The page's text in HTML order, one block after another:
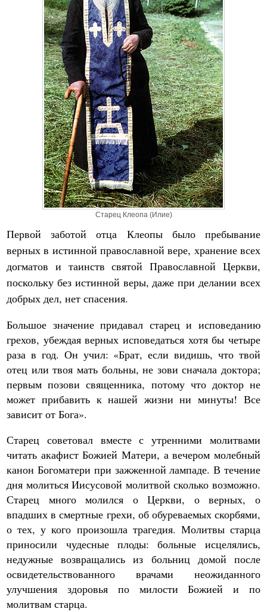
Старец Клеопа (Илие)
Первой заботой отца Клеопы было пребывание
верных в истинной православной вере, хранение всех
догматов и таинств святой Православной Церкви,
поскольку без истинной веры, даже при делании всех
добрых дел, нет спасения.
Большое значение придавал старец и исповеданию
грехов, убеждая верных исповедаться хотя бы четыре
раза в год. Он учил: «Брат, если видишь, что твой
отец или твоя мать больны, не зови сначала доктора;
первым позови священника, потому что доктор не
может прибавить к нашей жизни ни минуты! Все
зависит от Бога».
Старец советовал вместе с утренними молитвами
читать акафист Божией Матери, а вечером молебный
канон Богоматери при зажженной лампаде. В течение
дня молиться Иисусовой молитвой сколько возможно.
Старец много молился о Церкви, о верных, о
впадших в смертные грехи, об обуреваемых скорбями,
о тех, у кого произошла трагедия. Молитвы старца
приносили чудесные плоды: больные исцелялись,
недужные возвращались из больниц домой после
освидетельствованного врачами неожиданного
улучшения здоровья по милости Божией и по
молитвам старца.